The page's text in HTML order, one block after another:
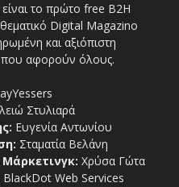
το πρώτο free Β2Η
Digital Magazino
και αξιόπιστη
αφορούν όλους.
Στυλιαρά
Ευγενία Αντωνίου
Σταματία Βελάνη
Χρύσα Γώτα
BlackDot Web Services